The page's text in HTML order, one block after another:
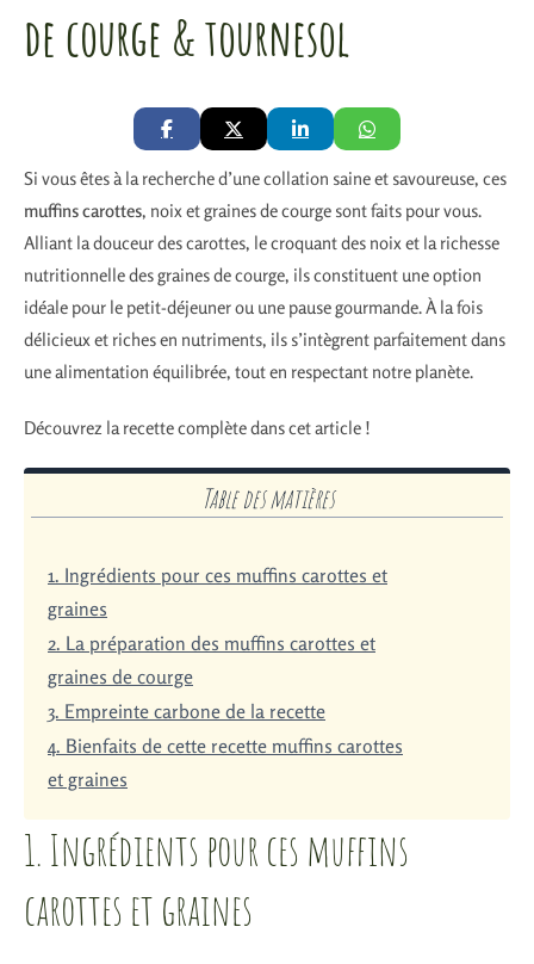
de courge & tournesol
Si vous êtes à la recherche d’une collation saine et savoureuse, ces
muffins carottes, noix et graines de courge sont faits pour vous.
Alliant la douceur des carottes, le croquant des noix et la richesse
nutritionnelle des graines de courge, ils constituent une option
idéale pour le petit-déjeuner ou une pause gourmande. À la fois
délicieux et riches en nutriments, ils s’intègrent parfaitement dans
une alimentation équilibrée, tout en respectant notre planète.
Découvrez la recette complète dans cet article !
Table des matières
1. Ingrédients pour ces muffins carottes et
graines
2. La préparation des muffins carottes et
graines de courge
3. Empreinte carbone de la recette
4. Bienfaits de cette recette muffins carottes
et graines
1. Ingrédients pour ces muffins
carottes et graines